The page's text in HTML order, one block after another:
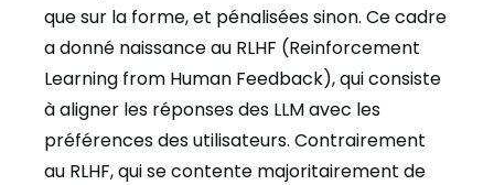
que sur la forme, et pénalisées sinon. Ce cadre
a donné naissance au RLHF (Reinforcement
Learning from Human Feedback), qui consiste
à aligner les réponses des LLM avec les
préférences des utilisateurs. Contrairement
au RLHF, qui se contente majoritairement de